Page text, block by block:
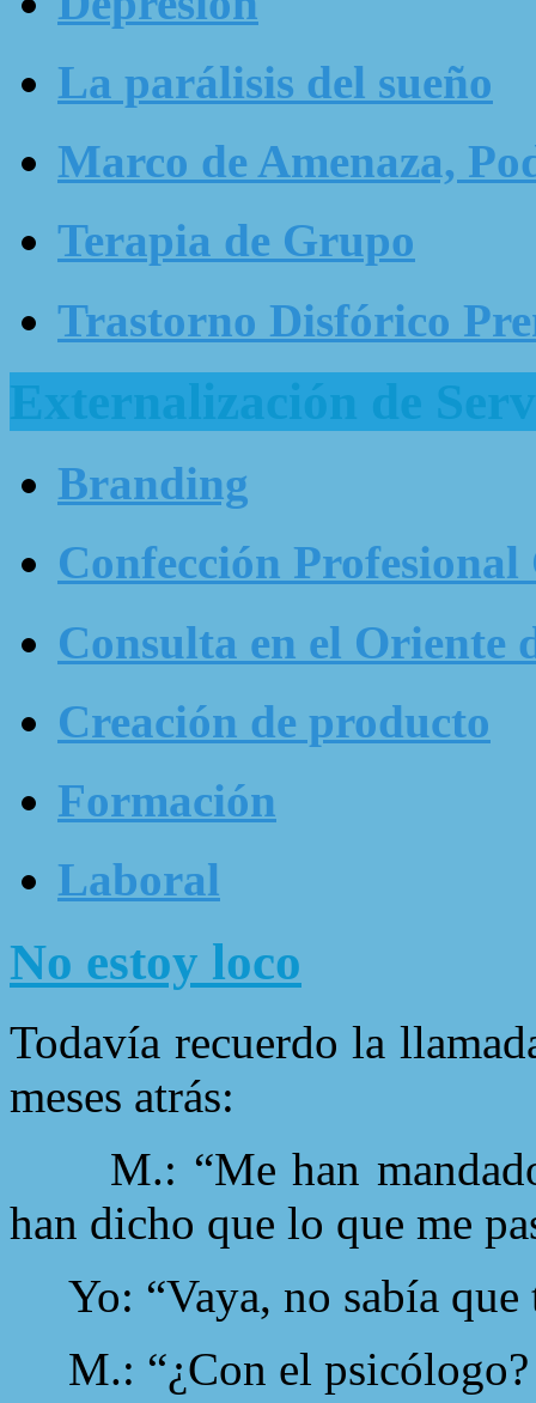
La parálisis del sueño
Marco de Amenaza,
Terapia de Grupo
Trastorno Disfórico
Externalización de
Branding
Confección Profesional
Consulta en el Oriente
Creación de producto
Formación
Laboral
No estoy loco
Todavía recuerdo la
meses atrás:
M.: “Me han
han dicho que lo que me
Yo: “Vaya, no sabía
M.: “¿Con el